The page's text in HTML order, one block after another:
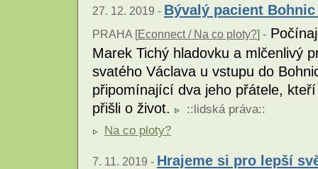
27. 12. 2019 - Bývalý pacient
PRAHA [Econnect / Na co ploty?] -
Marek Tichý hladovku a mlčenlivý
svatého Václava u vstupu do
připomínající dva jeho přátele,
přišli o život.
::lidská práva::
Na co ploty?
7. 11. 2019 - Hrajeme si pro lepší